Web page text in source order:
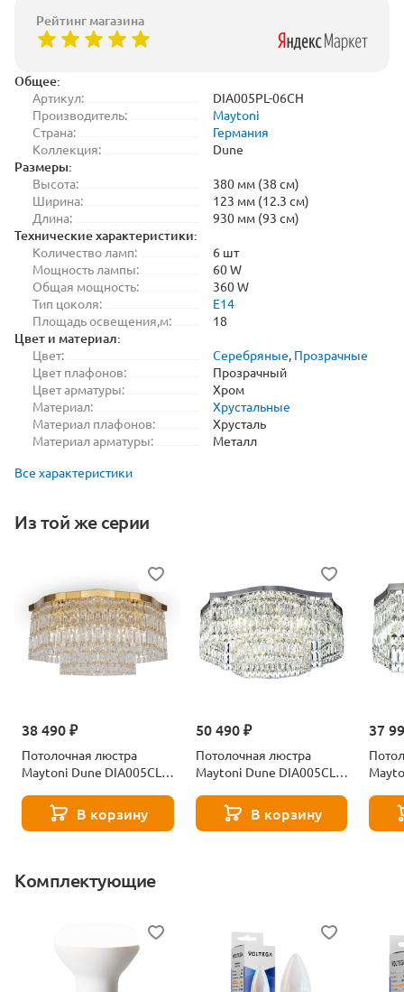
Общее:
Артикул:
DIA005PL-06CH
Производитель:
Maytoni
Страна:
Германия
Коллекция:
Dune
Размеры:
Высота:
380 мм (38 см)
Ширина:
123 мм (12.3 см)
Длина:
930 мм (93 см)
Технические характеристики:
Количество ламп:
6 шт
Мощность лампы:
60 W
Общая мощность:
360 W
Тип цоколя:
E14
Площадь освещения,м:
18
Цвет и материал:
Цвет: Серебряные, Прозрачные
Цвет плафонов:
Прозрачный
Цвет арматуры:
Хром
Материал:
Хрустальные
Материал плафонов:
Хрусталь
Материал арматуры:
Металл
Все характеристики
Из той же серии
38 490 ₽
Потолочная люстра
Maytoni Dune DIA005CL-
В корзину
50 490 ₽
Потолочная люстра
Maytoni Dune DIA005CL-
В корзину
37
Комплектующие
Рейтинг магазина